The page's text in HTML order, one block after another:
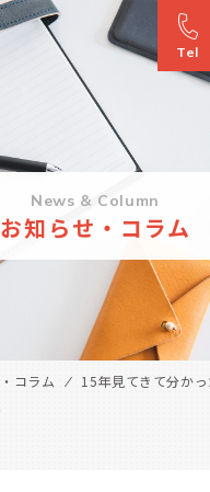
Tel
News & Column
お知らせ・コラム
コラム
15年見てきて分か